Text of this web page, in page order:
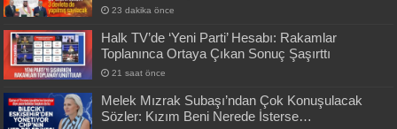
23 dakika önce
Halk TV’de ‘Yeni Parti’ Hesabı: Rakamlar
Toplanınca Ortaya Çıkan Sonuç Şaşırttı
21 saat önce
Melek Mızrak Subaşı’ndan Çok Konuşulacak
Sözler: Kızım Beni Nerede İsterse…